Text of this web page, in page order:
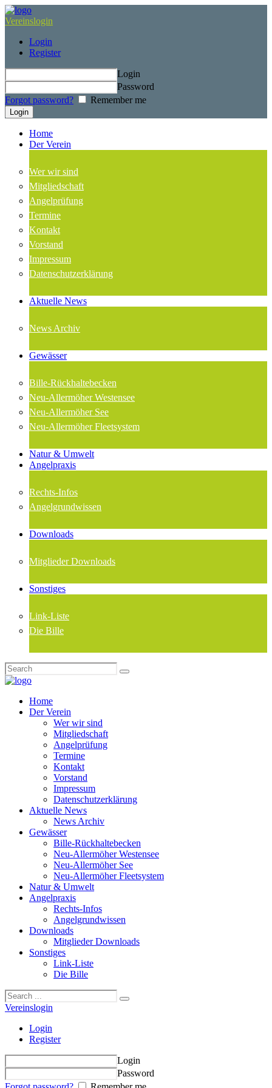
Vereinslogin
Login
Register
Login
Password
Forgot password?
Remember me
Home
Der Verein
Wer wir sind
Mitgliedschaft
Angelprüfung
Termine
Kontakt
Vorstand
Impressum
Datenschutzerklärung
Aktuelle News
News Archiv
Gewässer
Bille-Rückhaltebecken
Neu-Allermöher Westensee
Neu-Allermöher See
Neu-Allermöher Fleetsystem
Natur & Umwelt
Angelpraxis
Rechts-Infos
Angelgrundwissen
Downloads
Mitglieder Downloads
Sonstiges
Link-Liste
Die Bille
Home
Der Verein
Wer wir sind
Mitgliedschaft
Angelprüfung
Termine
Kontakt
Vorstand
Impressum
Datenschutzerklärung
Aktuelle News
News Archiv
Gewässer
Bille-Rückhaltebecken
Neu-Allermöher Westensee
Neu-Allermöher See
Neu-Allermöher Fleetsystem
Natur & Umwelt
Angelpraxis
Rechts-Infos
Angelgrundwissen
Downloads
Mitglieder Downloads
Sonstiges
Link-Liste
Die Bille
Vereinslogin
Login
Register
Login
Password